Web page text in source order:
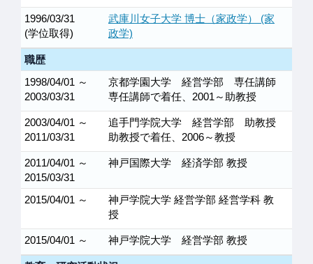
1996/03/31
(学位取得)
武庫川女子大学 博士（家政学） (家
政学)
職歴
1998/04/01 ～
2003/03/31
京都学園大学 経営学部 専任講師
専任講師で着任、2001～助教授
2003/04/01 ～
2011/03/31
追手門学院大学 経営学部 助教授
助教授で着任、2006～教授
2011/04/01 ～
2015/03/31
神戸国際大学 経済学部 教授
2015/04/01 ～
神戸学院大学 経営学部 経営学科 教
授
2015/04/01 ～ 神戸学院大学 経営学部 教授